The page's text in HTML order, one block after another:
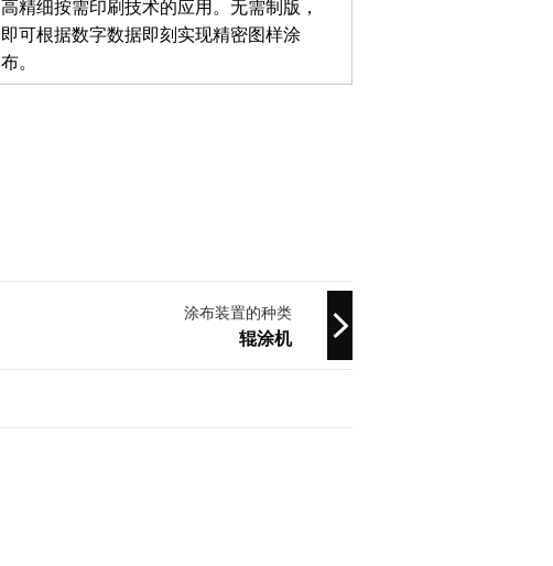
高精细按需印刷技术的应用。无需制版，
即可根据数字数据即刻实现精密图样涂
布。
涂布装置的种类
辊涂机